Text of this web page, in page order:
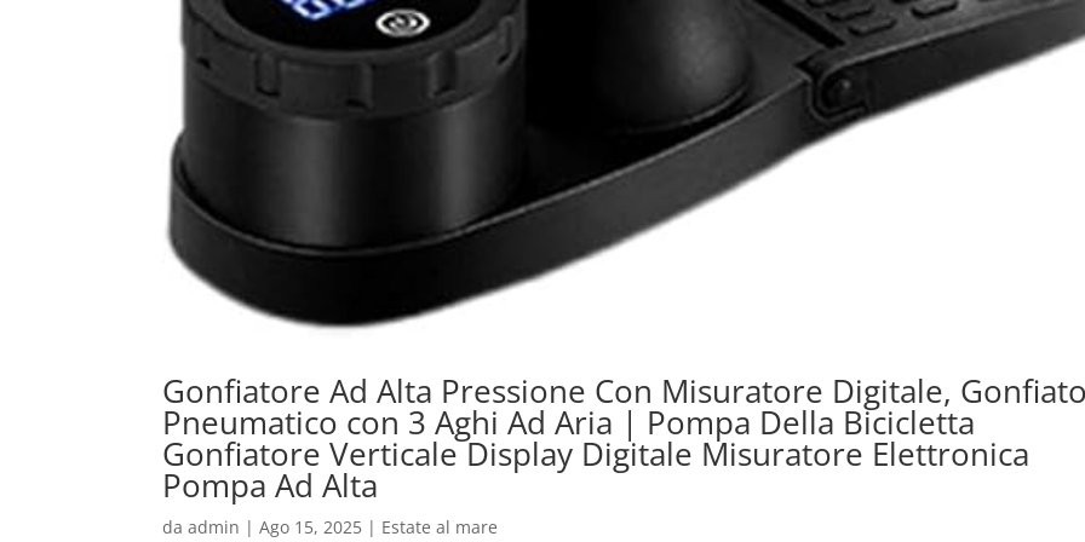
Gonfiatore Ad Alta Pressione Con Misuratore Digitale,
Pneumatico con 3 Aghi Ad Aria | Pompa Della Bicicletta
Gonfiatore Verticale Display Digitale Misuratore Elettronica
Pompa Ad Alta
daadmin |Ago 15, 2025 | Estate al mare